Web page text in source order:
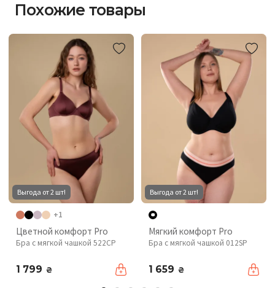
Похожие товары
Выгода от 2 шт!
+1
Цветной комфорт Pro
Бра с мягкой чашкой 522CP
1 799 ₴
Выгода от 2 шт!
Мягкий комфорт Pro
Бра с мягкой чашкой 012SP
1 659 ₴